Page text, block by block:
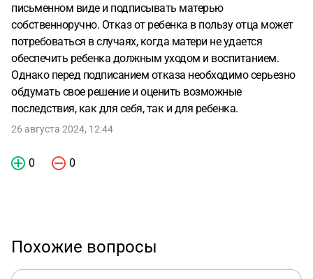
письменном виде и подписывать матерью
собственноручно. Отказ от ребенка в пользу отца может
потребоваться в случаях, когда матери не удается
обеспечить ребенка должным уходом и воспитанием.
Однако перед подписанием отказа необходимо серьезно
обдумать свое решение и оценить возможные
последствия, как для себя, так и для ребенка.
26 августа 2024, 12:44
0 0
Похожие вопросы